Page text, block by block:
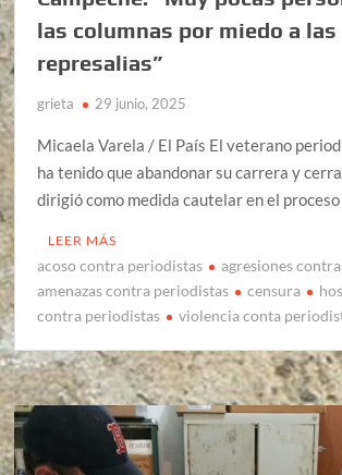
las columnas por miedo a las
represalias”
grieta 29 junio, 2025
Micaela Varela / El País El veterano
ha tenido que abandonar su carrera y
dirigió como medida cautelar en el
LEER MÁS
acoso contra periodistas
agresiones
amenazas contra periodistas
censura
contra periodistas
violencia conta